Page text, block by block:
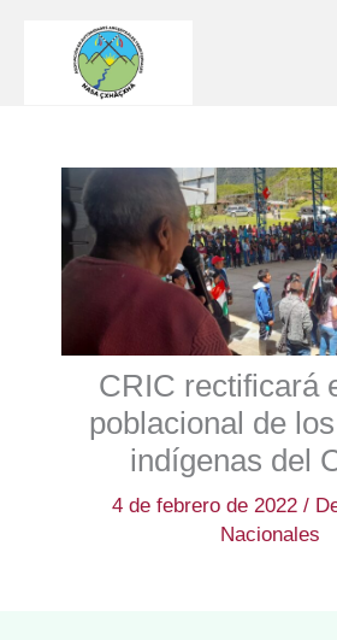
contenido
CRIC rectificará
poblacional de
indígenas del
4 de febrero de 2022 /
Nacionales